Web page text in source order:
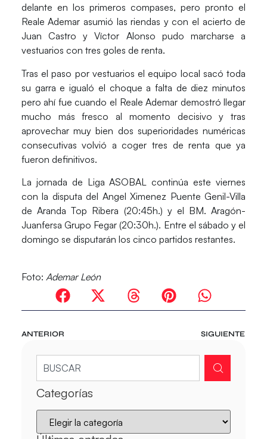
delante en los primeros compases, pero pronto el
Reale Ademar asumió las riendas y con el acierto de
Juan Castro y Víctor Alonso pudo marcharse a
vestuarios con tres goles de renta.
Tras el paso por vestuarios el equipo local sacó toda
su garra e igualó el choque a falta de diez minutos
pero ahí fue cuando el Reale Ademar demostró llegar
mucho más fresco al momento decisivo y tras
aprovechar muy bien dos superioridades numéricas
consecutivas volvió a coger tres de renta que ya
fueron definitivos.
La jornada de Liga ASOBAL continúa este viernes
con la disputa del Angel Ximenez Puente Genil-Villa
de Aranda Top Ribera (20:45h.) y el BM. Aragón-
Juanfersa Grupo Fegar (20:30h.). Entre el sábado y el
domingo se disputarán los cinco partidos restantes.
Foto: Ademar León
ANTERIOR SIGUIENTE
Categorías